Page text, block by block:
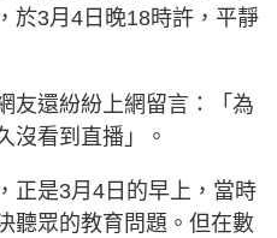
於3月4日晚18時許，平靜
友還紛紛上網留言：「為
沒看到直播」。
正是3月4日的早上，當時
聽眾的教育問題。但在數